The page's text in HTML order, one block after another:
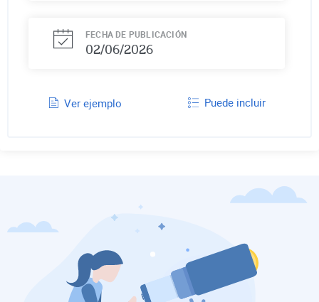
FECHA DE PUBLICACIÓN
02/06/2026
Ver ejemplo Puede incluir